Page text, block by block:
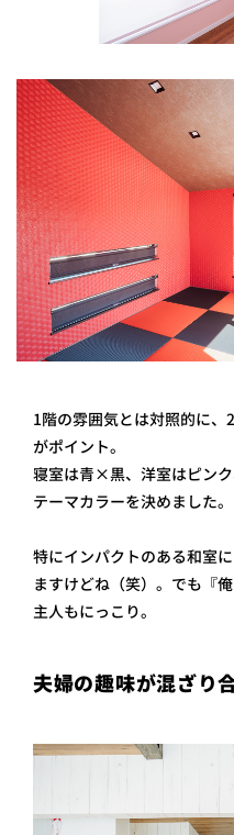
1階の雰囲気とは対照的に
がポイント。
寝室は青×黒、洋室はピン
テーマカラーを決めました。
特にインパクトのある和室
ますけどね（笑）。でも『
主人もにっこり。
夫婦の趣味が混ざり